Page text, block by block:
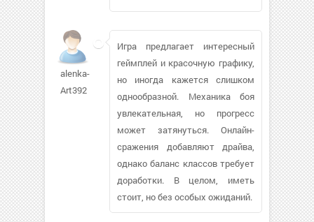
alenka-
Art392
Игра предлагает интересный
геймплей и красочную графику,
но иногда кажется слишком
однообразной. Механика боя
увлекательная, но прогресс
может затянуться. Онлайн-
сражения добавляют драйва,
однако баланс классов требует
доработки. В целом, иметь
стоит, но без особых ожиданий.